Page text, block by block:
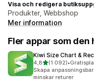
Visa och redigera
Produkter, Webbshop
Mer information
Fler appar som den
Kiwi Size Chart &
4,8av 5 stjärnor
(1 092)
1092 recensioner
•
Skapa
minskar returer